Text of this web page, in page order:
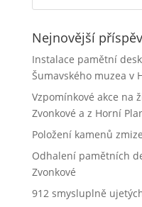
Nejnovější
Instalace pamětní
Šumavského muzea v
Vzpomínkové akce na
Zvonkové a z Horní
Položení kamenů
Odhalení pamětních
Zvonkové
912 smysluplně